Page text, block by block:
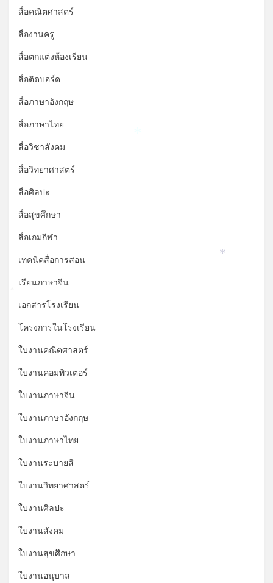
สื่อคณิตศาสตร์
สื่องานครู
สื่อตกแต่งห้องเรียน
สื่อติดบอร์ด
สื่อภาษาอังกฤษ
สื่อภาษาไทย
สื่อวิชาสังคม
สื่อวิทยาศาสตร์
สื่อศิลปะ
สื่อสุขศึกษา
สื่อเกมกีฬา
เทคนิคสื่อการสอน
เรียนภาษาจีน
เอกสารโรงเรียน
โครงการในโรงเรียน
ใบงานคณิตศาสตร์
ใบงานคอมพิวเตอร์
ใบงานภาษาจีน
ใบงานภาษาอังกฤษ
ใบงานภาษาไทย
ใบงานระบายสี
ใบงานวิทยาศาสตร์
ใบงานศิลปะ
ใบงานสังคม
ใบงานสุขศึกษา
ใบงานอนุบาล